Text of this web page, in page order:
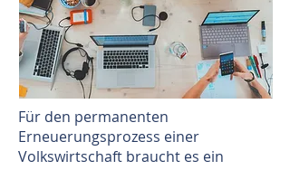
Für den permanenten
Erneuerungsprozess einer
Volkswirtschaft braucht es ein